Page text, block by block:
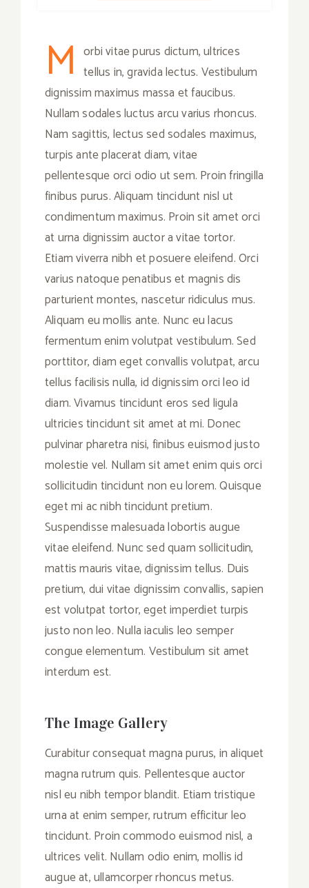
M orbi vitae purus dictum, ultrices
tellus in, gravida lectus. Vestibulum
dignissim maximus massa et faucibus.
Nullam sodales luctus arcu varius rhoncus.
Nam sagittis, lectus sed sodales maximus,
turpis ante placerat diam, vitae
pellentesque orci odio ut sem. Proin fringilla
finibus purus. Aliquam tincidunt nisl ut
condimentum maximus. Proin sit amet orci
at urna dignissim auctor a vitae tortor.
Etiam viverra nibh et posuere eleifend. Orci
varius natoque penatibus et magnis dis
parturient montes, nascetur ridiculus mus.
Aliquam eu mollis ante. Nunc eu lacus
fermentum enim volutpat vestibulum. Sed
porttitor, diam eget convallis volutpat, arcu
tellus facilisis nulla, id dignissim orci leo id
diam. Vivamus tincidunt eros sed ligula
ultricies tincidunt sit amet at mi. Donec
pulvinar pharetra nisi, finibus euismod justo
molestie vel. Nullam sit amet enim quis orci
sollicitudin tincidunt non eu lorem. Quisque
eget mi ac nibh tincidunt pretium.
Suspendisse malesuada lobortis augue
vitae eleifend. Nunc sed quam sollicitudin,
mattis mauris vitae, dignissim tellus. Duis
pretium, dui vitae dignissim convallis, sapien
est volutpat tortor, eget imperdiet turpis
justo non leo. Nulla iaculis leo semper
congue elementum. Vestibulum sit amet
interdum est.
The Image Gallery
Curabitur consequat magna purus, in aliquet
magna rutrum quis. Pellentesque auctor
nisl eu nibh tempor blandit. Etiam tristique
urna at enim semper, rutrum efficitur leo
tincidunt. Proin commodo euismod nisl, a
ultrices velit. Nullam odio enim, mollis id
augue at, ullamcorper rhoncus metus.